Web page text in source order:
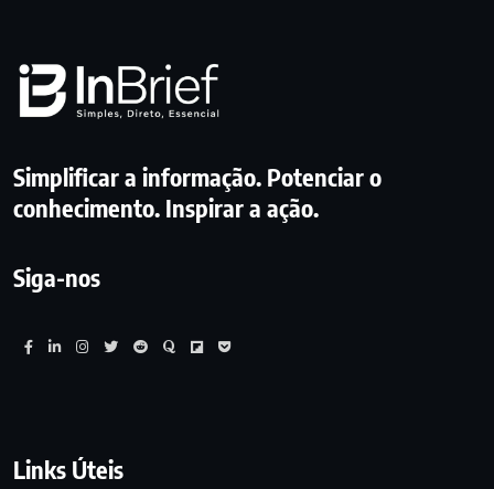
Simplificar a informação. Potenciar o
conhecimento. Inspirar a ação.
Siga-nos
Links Úteis